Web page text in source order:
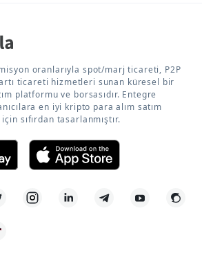
oranlarıyla spot/marj ticareti, P2P
ticareti hizmetleri sunan küresel bir
platformu ve borsasıdır. Entegre
en iyi kripto para alım satım
sıfırdan tasarlanmıştır.